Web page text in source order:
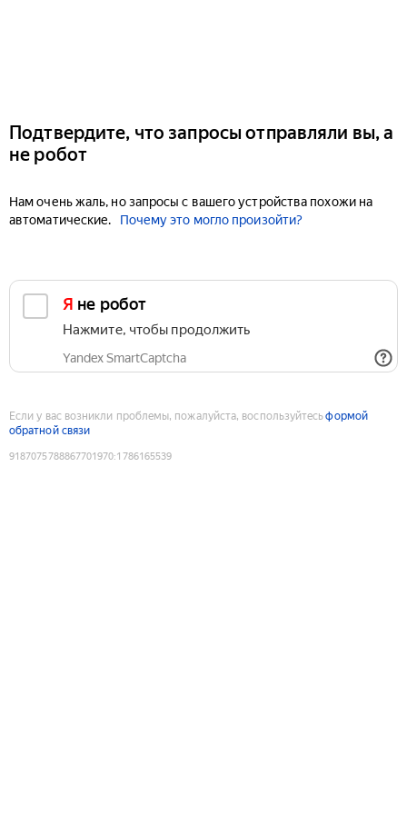
Подтвердите, что запросы отправляли вы, а
не робот
Нам очень жаль, но запросы с вашего устройства похожи на
автоматические.
Почему это могло произойти?
Я не робот
Нажмите, чтобы продолжить
Yandex SmartCaptcha
Если у вас возникли проблемы, пожалуйста, воспользуйтесьформой
обратной связи
9187075788867701970:1786165539